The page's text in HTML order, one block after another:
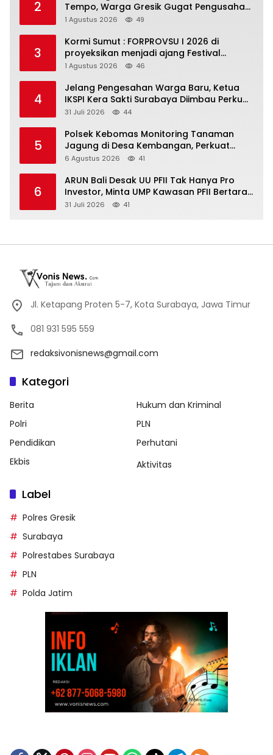
2
Tempo, Warga Gresik Gugat Pengusaha
Rokok dan Somasi Kepala Desa
1 Agustus 2026 49
3
Kormi Sumut : FORPROVSU I 2026 di
proyeksikan menjadi ajang Festival
Olahraga Masyarakat dengan Pegiat
1 Agustus 2026 46
4
Jelang Pengesahan Warga Baru, Ketua
IKSPI Kera Sakti Surabaya Diimbau Perkuat
Pembinaan dan Jaga Kondusivitas
31 Juli 2026 44
5
Polsek Kebomas Monitoring Tanaman
Jagung di Desa Kembangan, Perkuat
Dukungan Ketahanan Pangan Nasional
6 Agustus 2026 41
6
ARUN Bali Desak UU PFII Tak Hanya Pro
Investor, Minta UMP Kawasan PFII Bertaraf
Internasional
31 Juli 2026 41
Jl. Ketapang Proten 5-7, Kota Surabaya, Jawa Timur
081 931 595 559
redaksivonisnews@gmail.com
Kategori
Berita
Hukum dan Kriminal
Polri
PLN
Pendidikan
Perhutani
Ekbis
Aktivitas
Label
Polres Gresik
Surabaya
Polrestabes Surabaya
PLN
Polda Jatim